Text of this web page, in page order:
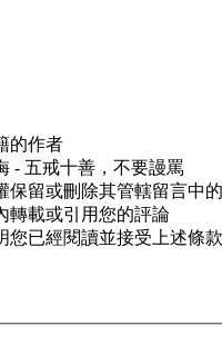
的作者
- 五戒十善，不要謾罵
保留或刪除其管轄留言中
轉載或引用您的評論
您已經閱讀並接受上述條款